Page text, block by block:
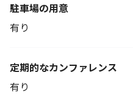
駐車場の用意
有り
定期的なカンファレンス
有り